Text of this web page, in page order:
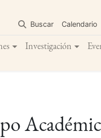
contenido
principal
Buscar Calendario
Investigación